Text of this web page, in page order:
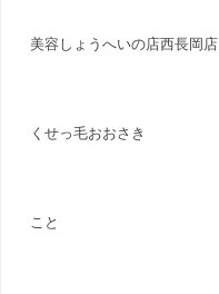
美容しょうへいの店西長岡店
くせっ毛おおさき
こと